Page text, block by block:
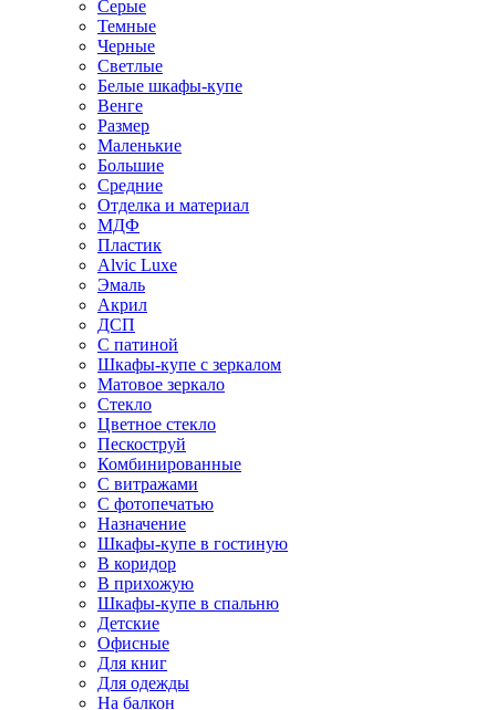
Серые
Темные
Черные
Светлые
Белые шкафы-купе
Венге
Размер
Маленькие
Большие
Средние
Отделка и материал
МДФ
Пластик
Alvic Luxe
Эмаль
Акрил
ДСП
С патиной
Шкафы-купе с зеркалом
Матовое зеркало
Стекло
Цветное стекло
Пескоструй
Комбинированные
С витражами
С фотопечатью
Назначение
Шкафы-купе в гостиную
В коридор
В прихожую
Шкафы-купе в спальню
Детские
Офисные
Для книг
Для одежды
На балкон